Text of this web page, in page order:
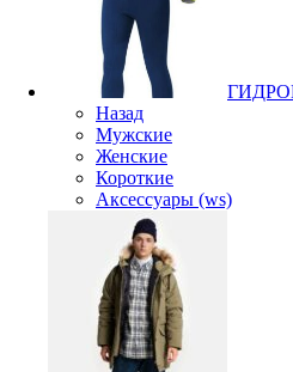
Назад
Мужские
Женские
Короткие
Аксессуары (ws)